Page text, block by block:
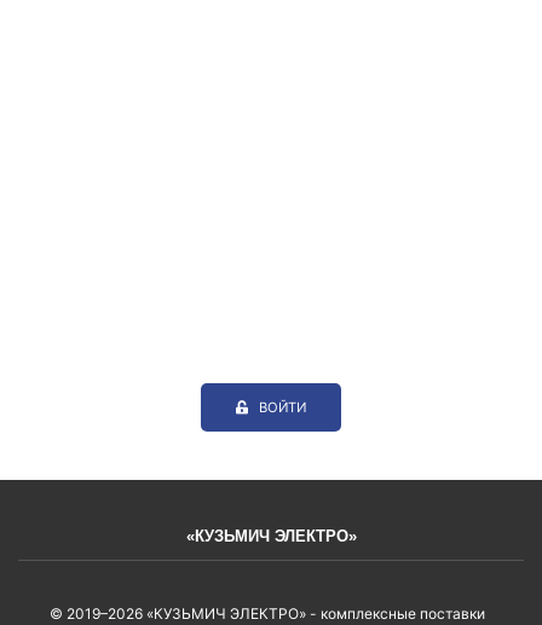
ВОЙТИ
«КУЗЬМИЧ ЭЛЕКТРО»
© 2019–2026 «КУЗЬМИЧ ЭЛЕКТРО» - комплексные поставки